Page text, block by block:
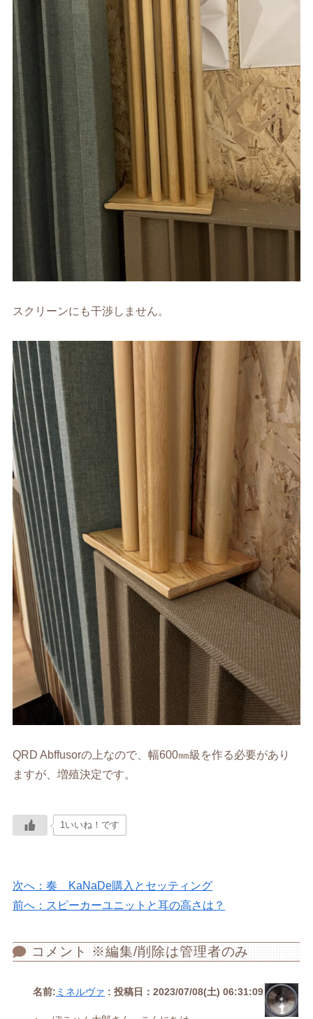
スクリーンにも干渉しません。
QRD Abffusorの上なので、幅600㎜級を作る必要があり
ますが、増殖決定です。
1いいね！です
次へ：奏 KaNaDe購入とセッティング
前へ：スピーカーユニットと耳の高さは？
コメント ※編集/削除は管理者のみ
名前: ミネルヴァ : 投稿日：2023/07/08(土) 06:31:09